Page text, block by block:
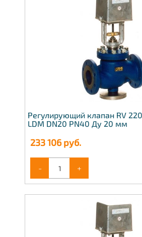
Регулирующий клапан RV
LDM DN20 PN40 Ду 20 мм
233 106руб.
- +